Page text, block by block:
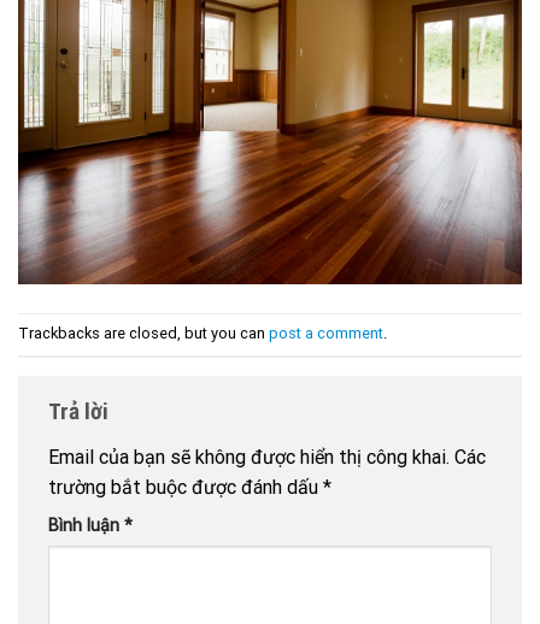
Trackbacks are closed, but you can post a comment.
Trả lời
Email của bạn sẽ không được hiển thị công khai. Các
trường bắt buộc được đánh dấu *
Bình luận *